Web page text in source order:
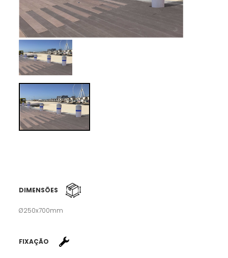
DIMENSÕES
Ø250x700mm
FIXAÇÃO